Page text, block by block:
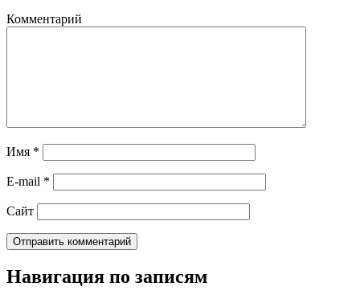
Комментарий
Имя *
E-mail *
Сайт
Навигация по записям